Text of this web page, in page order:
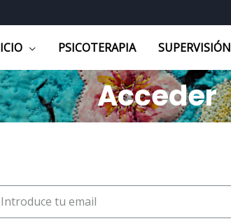
PSICOTERAPIA SUPERVISIÓN
Acceder